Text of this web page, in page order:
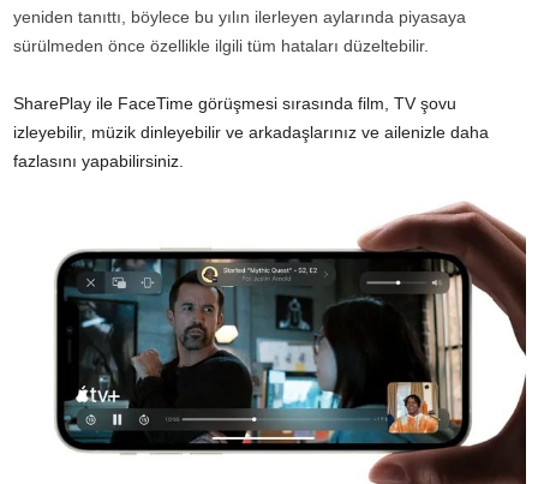
yeniden tanıttı, böylece bu yılın ilerleyen aylarında piyasaya
sürülmeden önce özellikle ilgili tüm hataları düzeltebilir.
SharePlay ile FaceTime görüşmesi sırasında film, TV şovu
izleyebilir, müzik dinleyebilir ve arkadaşlarınız ve ailenizle daha
fazlasını yapabilirsiniz.